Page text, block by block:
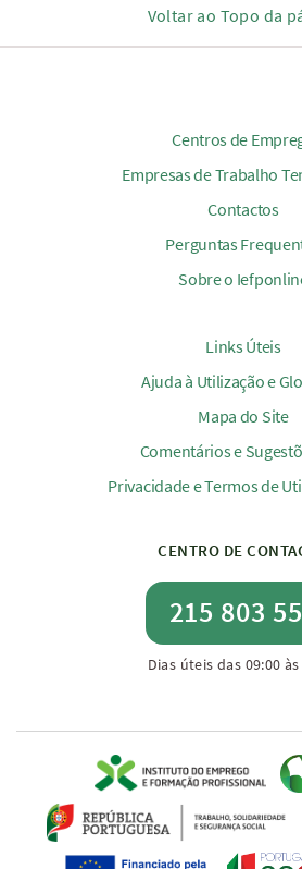
Voltar ao Topo da
Centros de
Empresas de Trabalho
Contactos
Perguntas
Sobre o
Links Úteis
Ajuda à Utilização e
Mapa do Site
Comentários e
Privacidade e Termos de
CENTRO DE
215 803
Dias úteis das 09:00